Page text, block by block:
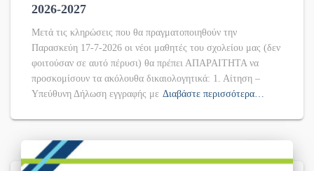
2026-2027
Μετά τις κληρώσεις που θα πραγματοποιηθούν την
Παρασκεύη 17-7-2026 οι νέοι μαθητές του σχολείου μας (δεν
φοιτούσαν σε αυτό πέρυσι) θα πρέπει ΑΠΑΡΑΙΤΗΤΑ να
προσκομίσουν τα ακόλουθα δικαιολογητικά: 1. Αίτηση –
Υπεύθυνη Δήλωση εγγραφής με Διαβάστε περισσότερα…